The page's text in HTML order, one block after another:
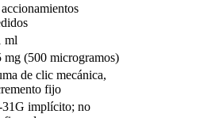
ml
mg (500 microgramos)
de clic mecánica,
fijo
31G implícito; no